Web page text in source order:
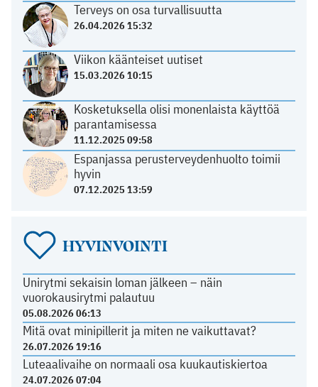
Terveys on osa turvallisuutta
26.04.2026 15:32
Viikon käänteiset uutiset
15.03.2026 10:15
Kosketuksella olisi monenlaista käyttöä
parantamisessa
11.12.2025 09:58
Espanjassa perusterveydenhuolto toimii
hyvin
07.12.2025 13:59
HYVINVOINTI
Unirytmi sekaisin loman jälkeen – näin
vuorokausirytmi palautuu
05.08.2026 06:13
Mitä ovat minipillerit ja miten ne vaikuttavat?
26.07.2026 19:16
Luteaalivaihe on normaali osa kuukautiskiertoa
24.07.2026 07:04